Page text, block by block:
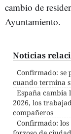
cambio de
Ayuntamiento.
Noticias
Confirmado: se
cuando termina
España cambia
2026, los
compañeros
Confirmado: